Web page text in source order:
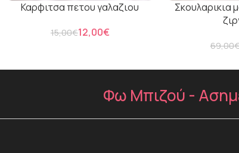
Καρφιτσα πετου γαλαζιου
15,00€12,00€
Σκουλαρικια
69,00
Φω Μπιζού -